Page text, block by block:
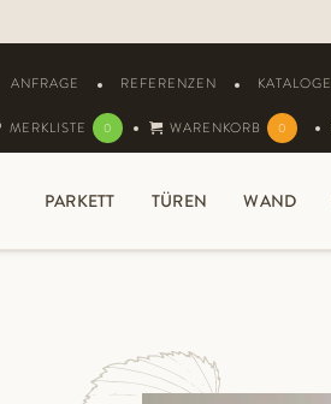
ANFRAGE REFERENZEN KATALOGE
MERKLISTE 0 WARENKORB 0
PARKETT TÜREN WAND